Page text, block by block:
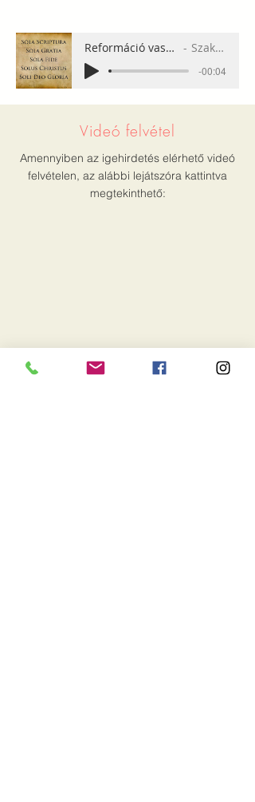
Reformáció vasárnapi istentisztelet Szakács Sándor
-00:04
Videó felvétel
Amennyiben az igehirdetés elérhető videó
felvételen, az alábbi lejátszóra kattintva
megtekinthető: